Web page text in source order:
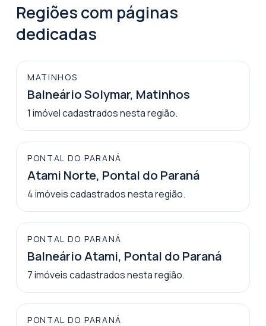
Regiões com páginas
dedicadas
MATINHOS
Balneário Solymar, Matinhos
1 imóvelcadastrados nesta região.
PONTAL DO PARANÁ
Atami Norte, Pontal do Paraná
4imóveiscadastrados nesta região.
PONTAL DO PARANÁ
Balneário Atami, Pontal do Paraná
7imóveiscadastrados nesta região.
PONTAL DO PARANÁ